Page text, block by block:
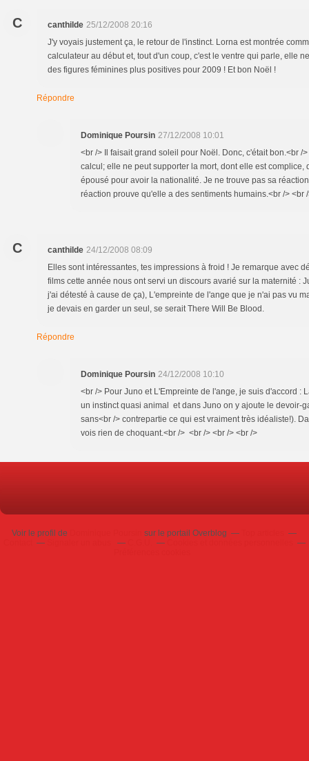
C canthilde 25/12/2008 20:16
J'y voyais justement ça, le retour de l'instinct. Lorna est montrée
calculateur au début et, tout d'un coup, c'est le ventre qui parle, elle
des figures féminines plus positives pour 2009 ! Et bon Noël !
Répondre
Dominique Poursin 27/12/2008 10:01
<br /> Il faisait grand soleil pour Noël. Donc, c'était bon.<br /
calcul; elle ne peut supporter la mort, dont elle est complice,
épousé pour avoir la nationalité. Je ne trouve pas sa
réaction prouve qu'elle a des sentiments humains.<br /> <br
C canthilde 24/12/2008 08:09
Elles sont intéressantes, tes impressions à froid ! Je remarque avec
films cette année nous ont servi un discours avarié sur la maternité :
j'ai détesté à cause de ça), L'empreinte de l'ange que je n'ai pas vu
je devais en garder un seul, se serait There Will Be Blood.
Répondre
Dominique Poursin 24/12/2008 10:10
<br /> Pour Juno et L'Empreinte de l'ange, je suis d'accord :
un instinct quasi animal et dans Juno on y ajoute le devoir-
sans<br /> contrepartie ce qui est vraiment très idéaliste!).
vois rien de choquant.<br /> <br /> <br /> <br />
Voir le profil de sur le portail Overblog